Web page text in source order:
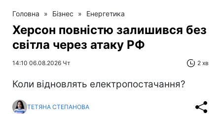
Головна » Бізнес » Енергетика
Херсон повністю залишився без
світла через атаку РФ
14:10 06.08.2026 Чт 2 хв
Коли відновлять електропостачання?
ТЕТЯНА СТЕПАНОВА